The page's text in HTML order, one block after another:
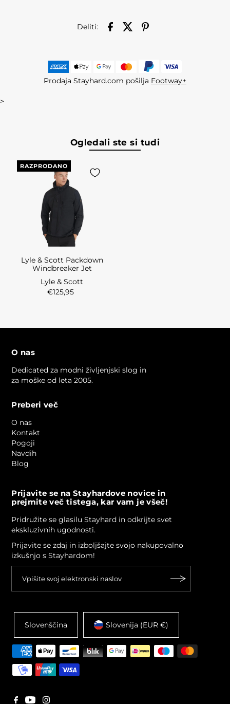
Deliti:
Prodaja Stayhard.com pošilja Footway+
>
Ogledali ste si tudi
RAZPRODANO
Lyle & Scott Packdown
Windbreaker Jet
Lyle & Scott
€125,95
O nas
Dedicated za modni življenjski slog in
za moške od leta 2005.
Preberi več
O nas
Kontakt
Pogoji
Navdih
Blog
Prijavite se na Stayhardove novice in
prejmite več tistega, kar vam je všeč!
Pridružite se glasilu Stayhard in odkrijte svet
ekskluzivnih ugodnosti.
Prijavite se zdaj in izboljšajte svojo nakupovalno
izkušnjo s Stayhardom!
Slovenščina Slovenija (EUR €)